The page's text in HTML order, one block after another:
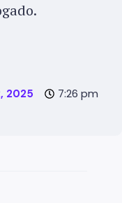
2025 7:26 pm